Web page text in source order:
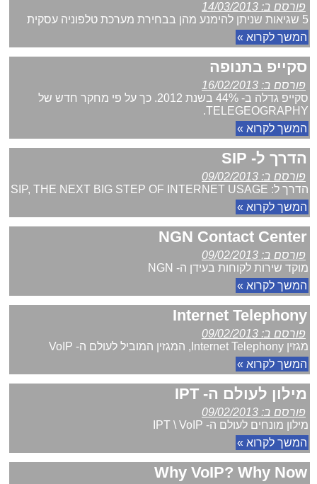
פורסם ב: 14/03/2013
5 שגיאות שניתן להימנע מהן בבחירת מערכת טלפוניה עסקית
המשך לקרוא »
סקייפ בתנופה
פורסם ב: 16/02/2013
סקייפ גדלה ב- 44% בשנת 2012. כך על פי מחקר חדש של
TELEGEOGRAPHY.
המשך לקרוא »
הדרך ל- SIP
פורסם ב: 09/02/2013
הדרך ל: SIP, THE NEXT BIG STEP OF INTERNET USAGE
המשך לקרוא »
NGN Contact Center
פורסם ב: 09/02/2013
מוקד שירות לקוחות בעידן ה- NGN
המשך לקרוא »
Internet Telephony
פורסם ב: 09/02/2013
מגזין Internet Telephony, המגזין המוביל לעולם ה- VoIP
המשך לקרוא »
מילון לעולם ה- IPT
פורסם ב: 09/02/2013
מילון מונחים לעולם ה- IPT \ VoIP
המשך לקרוא »
Why VoIP? Why Now